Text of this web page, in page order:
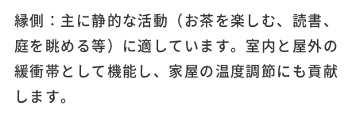
縁側：主に静的な活動（お茶を楽しむ、読書、
庭を眺める等）に適しています。室内と屋外の
緩衝帯として機能し、家屋の温度調節にも貢献
します。